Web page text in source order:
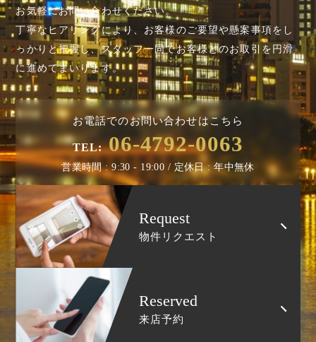
お気軽にお問い合わせください。
丁寧なヒアリングにより、お客様のご要望や懸案事項を し
っかりと把握し、スタッフ一同でお客様とのお取引を円滑
に進めてまいります。
お電話でのお問い合わせはこちら
TEL: 06-4792-0063
営業時間 : 9:30 - 19:00 / 定休日 : 年中無休
Request
物件リクエスト
Reserved
来店予約